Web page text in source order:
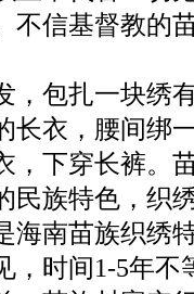
不信基督教的
包扎一块绣
长衣，腰间绑
，下穿长裤。
民族特色，织
海南苗族织绣
，时间1-5年不